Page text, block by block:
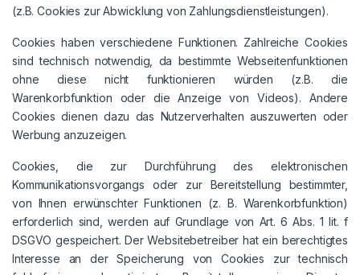
(z.B. Cookies zur Abwicklung von Zahlungsdienstleistungen).
Cookies haben verschiedene Funktionen. Zahlreiche Cookies
sind technisch notwendig, da bestimmte Webseitenfunktionen
ohne diese nicht funktionieren würden (z.B. die
Warenkorbfunktion oder die Anzeige von Videos). Andere
Cookies dienen dazu das Nutzerverhalten auszuwerten oder
Werbung anzuzeigen.
Cookies, die zur Durchführung des elektronischen
Kommunikationsvorgangs oder zur Bereitstellung bestimmter,
von Ihnen erwünschter Funktionen (z. B. Warenkorbfunktion)
erforderlich sind, werden auf Grundlage von Art. 6 Abs. 1 lit. f
DSGVO gespeichert. Der Websitebetreiber hat ein berechtigtes
Interesse an der Speicherung von Cookies zur technisch